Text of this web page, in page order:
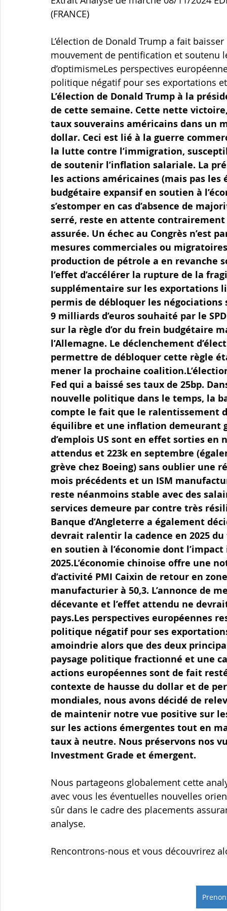
(FRANCE)
L’élection de Donald Trump a fait
mouvement de pentification et soutenu
d’optimismeLes perspectives
politique négatif pour ses exportations
L’élection de Donald Trump à la
de cette semaine. Cette nette
taux souverains américains dans un
dollar. Ceci est lié à la guerre
la lutte contre l’immigration,
de soutenir l’inflation salariale. La
les actions américaines (mais pas les
budgétaire expansif en soutien à
s’estomper en cas d’absence de
serré, reste en attente
assurée. Un échec au Congrès n’est
mesures commerciales ou
production de pétrole a en revanche
l’effet d’accélérer la rupture de la
supplémentaire sur les exportations
permis de débloquer les
9 milliards d’euros souhaité par le
sur la règle d’or du frein budgétaire
l’Allemagne. Le déclenchement
permettre de débloquer cette règle
mener la prochaine
Fed qui a baissé ses taux de 25bp.
nouvelle politique dans le temps, la
compte le fait que le
équilibre et une inflation demeurant
d’emplois US sont en effet sorties
attendus et 223k en septembre
grève chez Boeing) sans oublier une
mois précédents et un ISM
reste néanmoins stable avec des
services demeure par contre très
Banque d’Angleterre a également
devrait ralentir la cadence en 2025
en soutien à l’économie dont
2025.L’économie chinoise offre une
d’activité PMI Caixin de retour en
manufacturier à 50,3. L’annonce de
décevante et l’effet attendu ne
pays.Les perspectives européennes
politique négatif pour ses
amoindrie alors que des deux
paysage politique fractionné et une
actions européennes sont de fait
contexte de hausse du dollar et de
mondiales, nous avons décidé de
de maintenir notre vue positive sur
sur les actions émergentes tout en
taux à neutre. Nous préservons nos
Investment Grade et émergent.
Nous partageons globalement cette
avec vous les éventuelles nouvelles
sûr dans le cadre des placements
analyse.
Rencontrons-nous et vous découvrirez